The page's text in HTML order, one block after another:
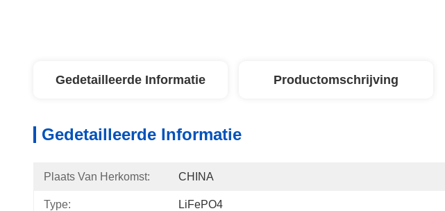
Gedetailleerde Informatie Productomschrijving
Gedetailleerde Informatie
Plaats Van Herkomst: CHINA
Type: LiFePO4